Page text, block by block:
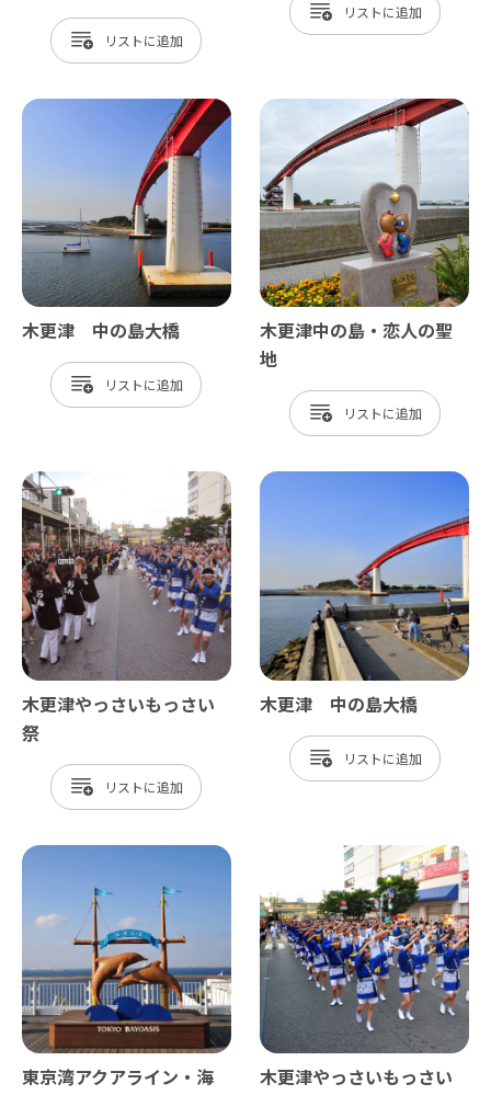
リスト
リスト
木更津 中の島大橋
リスト
木更津中の島・恋人の聖
地
リスト
木更津やっさいもっさい
祭
リスト
木更津 中の島大橋
リスト
東京湾アクアライン・海
木更津やっさいもっさい